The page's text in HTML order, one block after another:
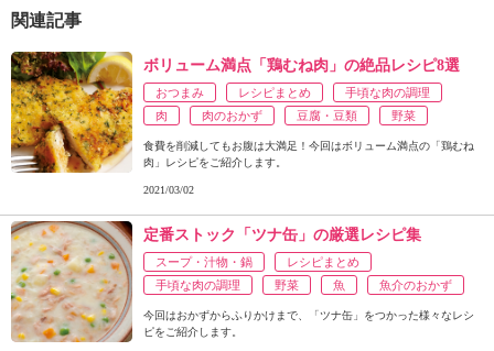
関連記事
ボリューム満点「鶏むね肉」の絶品レシピ8選
おつまみ レシピまとめ
手頃な肉の調理
肉
肉のおかず 豆腐・豆類 野菜
食費を削減してもお腹は大満足！今回はボリューム満点の「鶏むね
肉」レシピをご紹介します。
2021/03/02
定番ストック「ツナ缶」の厳選レシピ集
スープ・汁物・鍋
レシピまとめ
手頃な肉の調理
野菜 魚 魚介のおかず
今回はおかずからふりかけまで、「ツナ缶」をつかった様々なレシ
ピをご紹介します。